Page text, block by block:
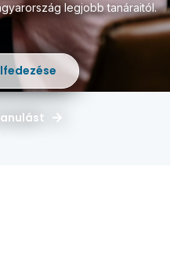
legjobb tanáraitól.